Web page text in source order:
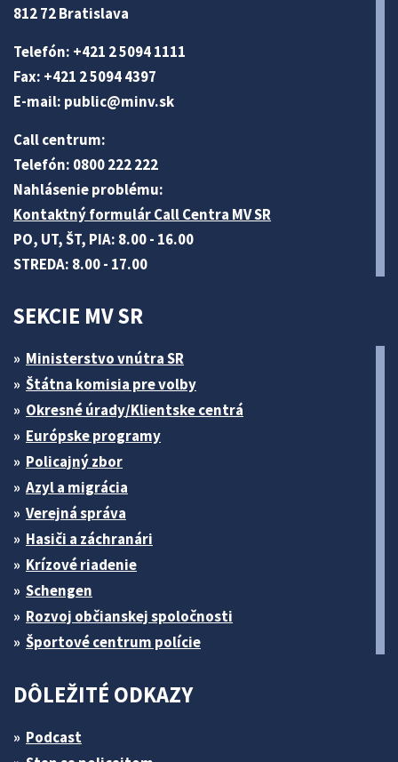
812 72 Bratislava
Telefón: +421 2 5094 1111
Fax: +421 2 5094 4397
E-mail: public@minv.sk
Call centrum:
Telefón: 0800 222 222
Nahlásenie problému:
Kontaktný formulár Call Centra MV SR
PO, UT, ŠT, PIA: 8.00 - 16.00
STREDA: 8.00 - 17.00
SEKCIE MV SR
Ministerstvo vnútra SR
Štátna komisia pre volby
Okresné úrady/Klientske centrá
Európske programy
Policajný zbor
Azyl a migrácia
Verejná správa
Hasiči a záchranári
Krízové riadenie
Schengen
Rozvoj občianskej spoločnosti
Športové centrum polície
DÔLEŽITÉ ODKAZY
Podcast